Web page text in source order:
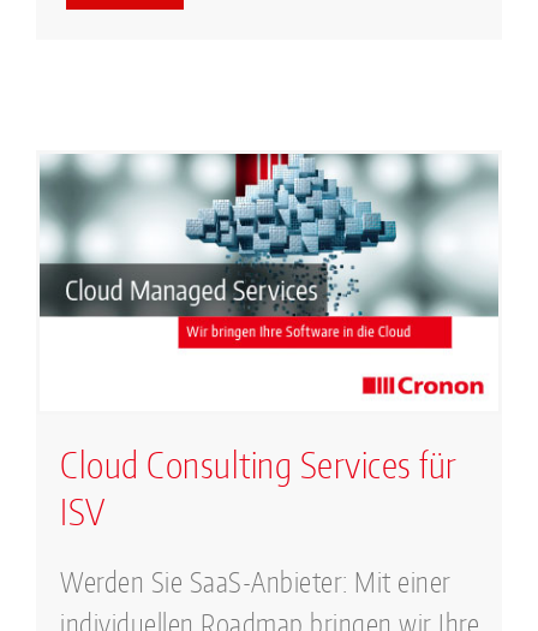
Cloud Consulting Services für
ISV
Werden Sie SaaS-Anbieter: Mit einer